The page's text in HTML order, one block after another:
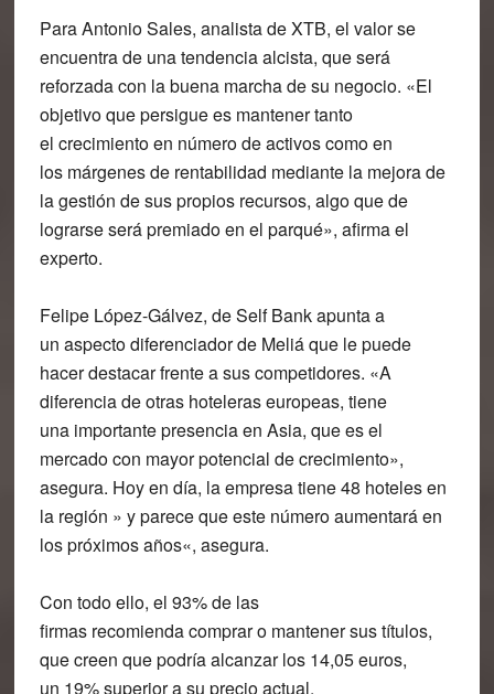
Para Antonio Sales, analista de XTB, el valor se
encuentra de unatendencia alcista, que será
reforzadacon la buena marcha de su negocio. «El
objetivo que persigue es mantener tanto
el crecimiento en número de activoscomo en
los márgenes de rentabilidad mediante la mejora de
la gestión de sus propios recursos, algo que de
lograrse será premiado en el parqué», afirma el
experto.
Felipe López-Gálvez, de Self Bank apunta a
un aspecto diferenciadorde Meliá que le puede
hacer destacar frente a sus competidores. «A
diferencia de otras hoteleras europeas, tiene
una importante presencia en Asia, que es el
mercado con mayor potencial de crecimiento»,
asegura. Hoy en día, la empresa tiene48 hoteles en
la región » y parece que este númeroaumentará en
los próximos años«, asegura.
Con todo ello, el 93% de las
firmasrecomiendacomprar o mantenersus títulos,
que creen que podría alcanzar los 14,05 euros,
un 19% superiora su precio actual.